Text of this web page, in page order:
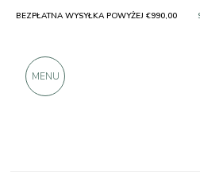
BEZPŁATNA WYSYŁKA POWYŻEJ €990,00
MENU